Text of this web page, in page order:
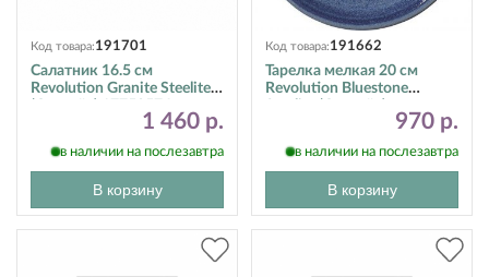
Код товара:191701
Салатник 16.5 см
Revolution Granite Steelite
1 460 р.
в наличии на послезавтра
В корзину
Код товара:191662
Тарелка мелкая 20 см
Revolution Bluestone
970 р.
в наличии на послезавтра
В корзину